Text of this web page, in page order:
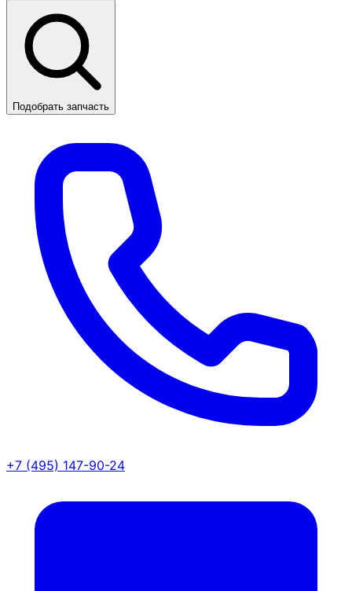
Подобрать запчасть
+7 (495) 147-90-24